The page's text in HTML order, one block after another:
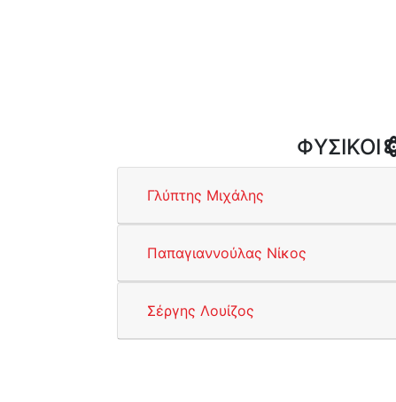
ΦΥΣΙΚΟΙ
Γλύπτης Μιχάλης
Παπαγιαννούλας Νίκος
Σέργης Λουίζος